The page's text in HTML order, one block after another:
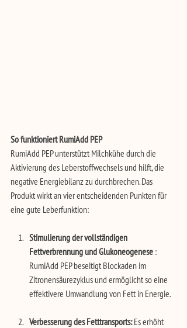
So funktioniert RumiAdd PEP
RumiAdd PEP unterstützt Milchkühe durch die
Aktivierung des Leberstoffwechsels und hilft, die
negative Energiebilanz zu durchbrechen. Das
Produkt wirkt an vier entscheidenden Punkten für
eine gute Leberfunktion:
Stimulierung der vollständigen
Fettverbrennung und Glukoneogenese :
RumiAdd PEP beseitigt Blockaden im
Zitronensäurezyklus und ermöglicht so eine
effektivere Umwandlung von Fett in Energie.
Verbesserung des Fetttransports: Es erhöht